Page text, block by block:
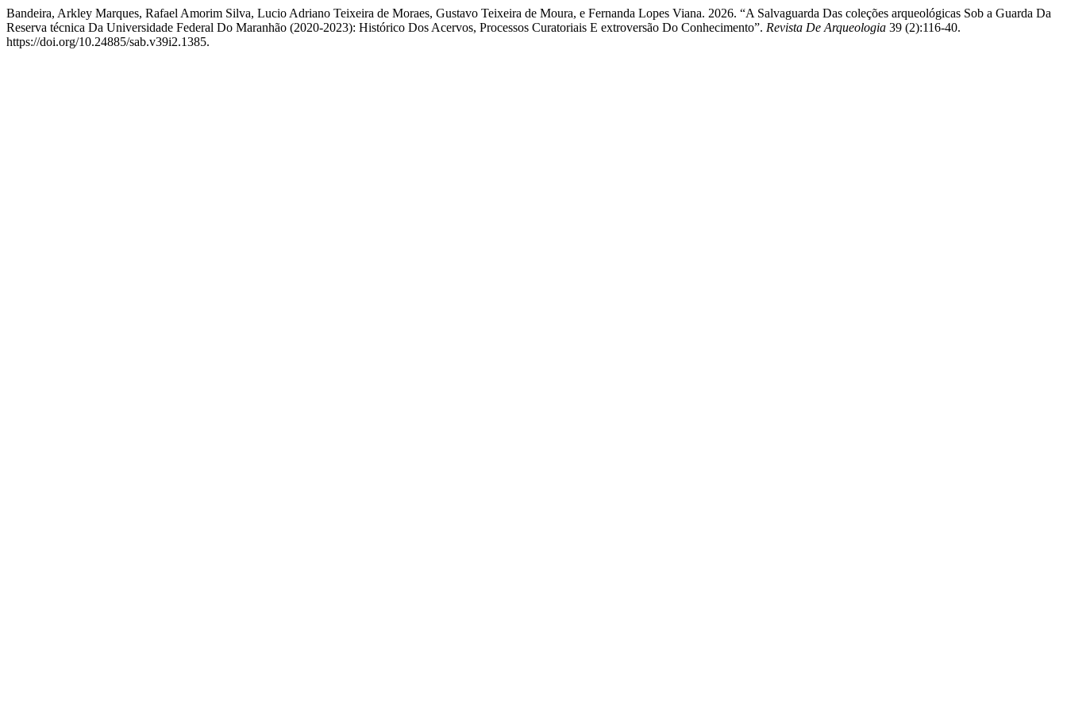
Bandeira, Arkley Marques, Rafael Amorim Silva, Lucio Adriano Teixeira de Moraes, Gustavo Teixeira de Moura, e Fernanda Lopes Viana. 2026. “A Salvaguarda Das coleções arqueológicas Sob a Guarda Da
Reserva técnica Da Universidade Federal Do Maranhão (2020-2023): Histórico Dos Acervos, Processos Curatoriais E extroversão Do Conhecimento”. Revista De Arqueologia 39 (2):116-40.
https://doi.org/10.24885/sab.v39i2.1385.